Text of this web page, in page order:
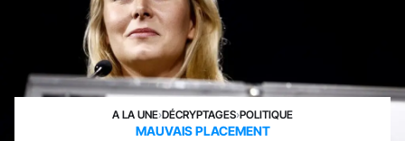
A LA UNE›DÉCRYPTAGES›POLITIQUE
MAUVAIS PLACEMENT